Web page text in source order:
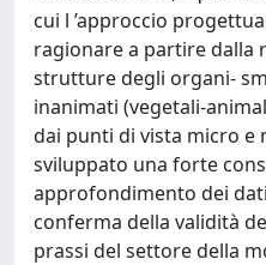
cui l ’approccio
ragionare a partire dalla
strutture degli organi-
inanimati (vegetali-
dai punti di vista micro e
sviluppato una forte
approfondimento dei
conferma della validità
prassi del settore della